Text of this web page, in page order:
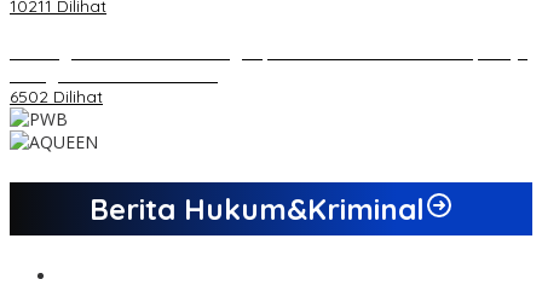
10211 Dilihat
6502 Dilihat
Berita Hukum&Kriminal